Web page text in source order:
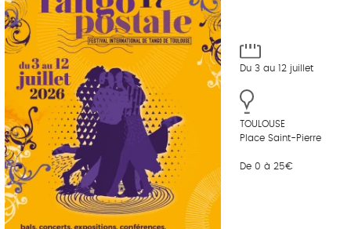
Du 3 au 12 juillet
TOULOUSE
Place Saint-Pierre
De 0 à 25€